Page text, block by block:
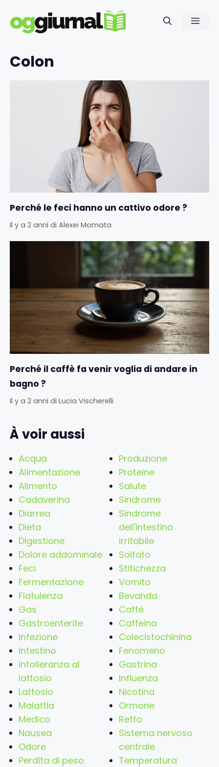
contenuto
Colon
Perché le feci hanno un cattivo odore ?
Il y a 2 anni di Alexei Momata
Perché il caffè fa venir voglia di andare in
bagno ?
Il y a 2 anni di Lucia Vischerelli
À voir aussi
Acqua
Alimentazione
Alimento
Cadaverina
Diarrea
Dieta
Digestione
Dolore addominale
Feci
Fermentazione
Flatulenza
Gas
Gastroenterite
Infezione
Intestino
Intolleranza al
lattosio
Lattosio
Malattia
Medico
Nausea
Odore
Perdita di peso
Produzione
Proteine
Salute
Sindrome
Sindrome
dell'intestino
irritabile
Solfato
Stitichezza
Vomito
Bevanda
Caffè
Caffeina
Colecistochinina
Fenomeno
Gastrina
Influenza
Nicotina
Ormone
Retto
Sistema nervoso
centrale
Temperatura